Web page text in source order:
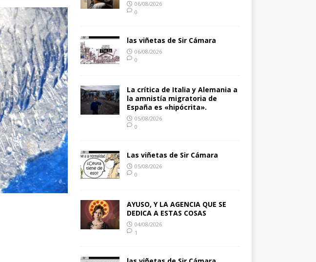
06/08/2026
0
las viñetas de Sir Cámara
06/08/2026
0
La crítica de Italia y Alemania a
la amnistía migratoria de
España es «hipócrita».
05/08/2026
0
Las viñetas de Sir Cámara
05/08/2026
0
AYUSO, Y LA AGENCIA QUE SE
DEDICA A ESTAS COSAS
04/08/2026
1